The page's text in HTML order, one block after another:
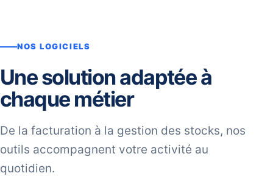
NOS LOGICIELS
Une solution adaptée à
chaque métier
De la facturation à la gestion des stocks, nos
outils accompagnent votre activité au
quotidien.